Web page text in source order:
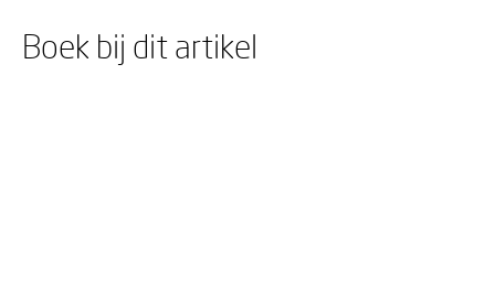
Boek bij dit artikel